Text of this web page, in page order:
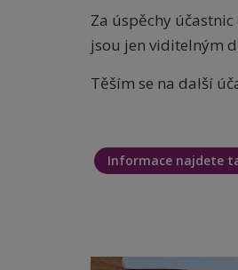
Za úspěchy
jsou jen viditelným
Těším se na další
Informace najdete